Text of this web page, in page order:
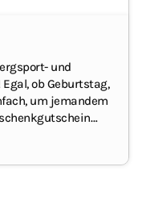
und
obGeburtstag,
um jemandem